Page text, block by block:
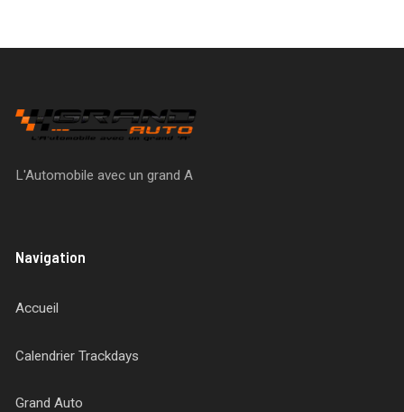
L'Automobile avec un grand A
Navigation
Accueil
Calendrier Trackdays
Grand Auto